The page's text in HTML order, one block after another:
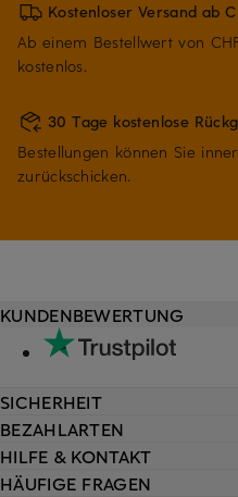
Kostenloser Versand ab
Ab einem Bestellwert von
kostenlos.
30 Tage kostenlose
Bestellungen können Sie
zurückschicken.
HILFE & KONTAKT
HÄUFIGE FRAGEN
KUNDENBEWERTUNG
SICHERHEIT
BEZAHLARTEN